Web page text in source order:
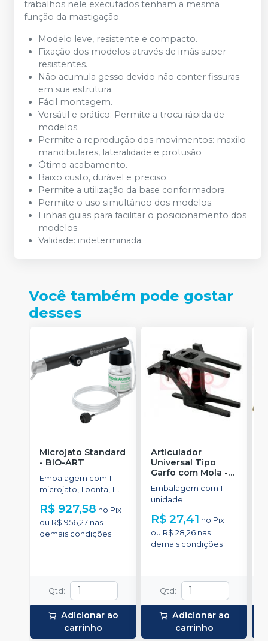
trabalhos nele executados tenham a mesma
função da mastigação.
Modelo leve, resistente e compacto.
Fixação dos modelos através de imãs super
resistentes.
Não acumula gesso devido não conter fissuras
em sua estrutura.
Fácil montagem.
Versátil e prático: Permite a troca rápida de
modelos.
Permite a reprodução dos movimentos: maxilo-
mandibulares, lateralidade e protusão
Ótimo acabamento.
Baixo custo, durável e preciso.
Permite a utilização da base conformadora.
Permite o uso simultâneo dos modelos.
Linhas guias para facilitar o posicionamento dos
modelos.
Validade: indeterminada.
Você também pode gostar
desses
Microjato Standard
- BIO-ART
Embalagem com 1
microjato, 1 ponta, 1
alumínio com 50g, 1
conexão para equipo,
1 engate rápido e
R$ 927,58 no Pix
ou R$ 956,27 nas
demais condições
Qtd:
Adicionar ao
carrinho
Articulador
Universal Tipo
Garfo com Mola -
NOVA OGP
Embalagem com 1
unidade
R$ 27,41 no Pix
ou R$ 28,26nas
demais condições
Qtd:
Adicionar ao
carrinho